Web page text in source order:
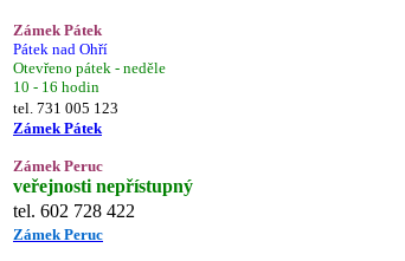
Zámek Pátek
Pátek nad Ohří
Otevřeno pátek - neděle
10 - 16 hodin
tel. 731 005 123
Zámek Pátek
Zámek Peruc
veřejnosti nepřístupný
tel. 602 728 422
Zámek Peruc